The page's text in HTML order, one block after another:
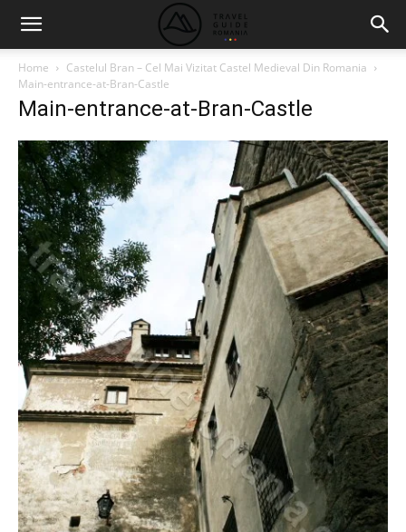
Home
Castelul Bran – Cel Mai Vizitat Castel Medieval Din Romania
Main-entrance-at-Bran-Castle
Main-entrance-at-Bran-Castle